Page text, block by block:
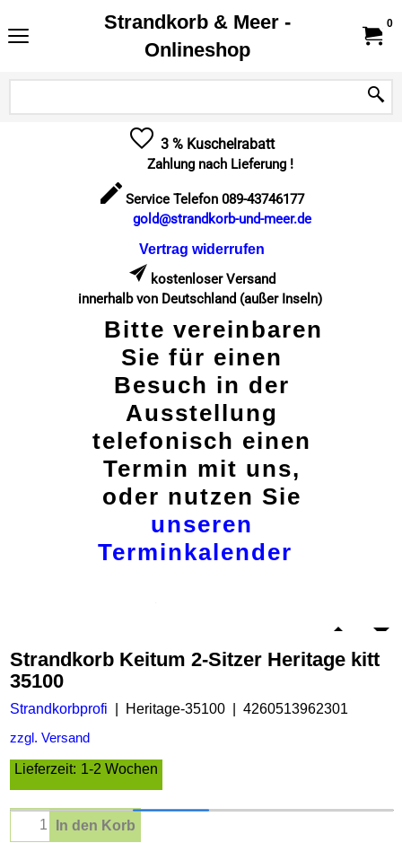
Strandkorb & Meer -
Onlineshop
0
3 % Kuschelrabatt
Zahlung nach Lieferung !
Service Telefon 089-43746177
gold@strandkorb-und-meer.de
Vertrag widerrufen
kostenloser Versand
innerhalb von Deutschland (außer Inseln)
Bitte vereinbaren
Sie für einen
Besuch in der
Ausstellung
telefonisch einen
Termin mit uns,
oder nutzen Sie
unseren
Terminkalender
Strandkorb Keitum 2-Sitzer Heritage kitt
35100
Strandkorbprofi Heritage-35100 4260513962301
zzgl. Versand
Lieferzeit: 1-2 Wochen
In den Korb